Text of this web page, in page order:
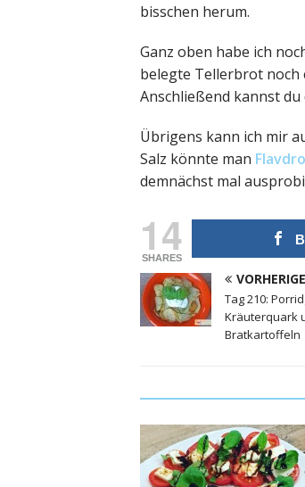
bisschen herum.
Ganz oben habe ich
belegte Tellerbrot noch
Anschließend kannst
Übrigens kann ich mir
Salz könnte man
demnächst mal
14
SHARES
Tag 210:
Kräuterquark
Bratkartoffeln